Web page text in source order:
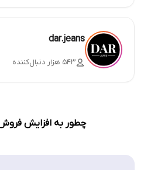
dar.jeans
۵۴۳ هزار دنبال‌کننده
چطور به افزایش